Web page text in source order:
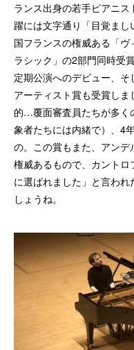
ランス出身の若手ピアニ
躍には文字通り「目覚ま
国フランスの権威ある「
ラシック」の2部門同時受
定期公演へのデビュー、そ
アーティスト賞も受賞し
的…覆面審査員たちが多く
象者たちには内緒で）、4
の。この賞もまた、アン
権威あるもので、カント
に選ばれました」と言わ
しょうね。